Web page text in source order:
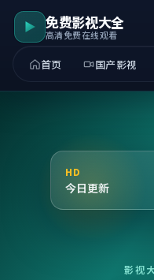
免费影视大全
高清免费在线观看
首页 国产影视
影视
HD
今日更新